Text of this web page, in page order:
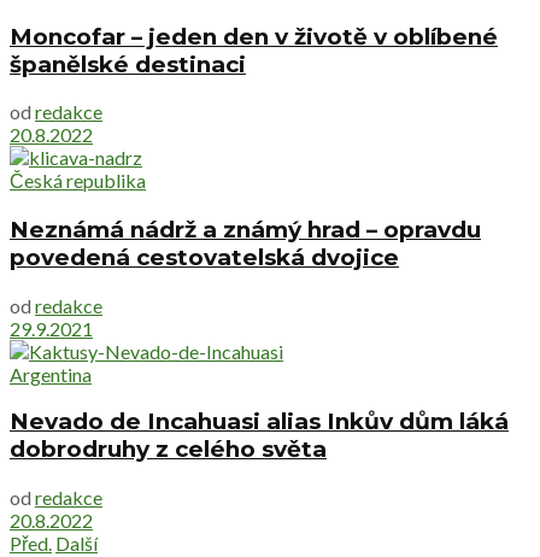
Moncofar – jeden den v životě v oblíbené
španělské destinaci
od redakce
20.8.2022
Česká republika
Neznámá nádrž a známý hrad – opravdu
povedená cestovatelská dvojice
od redakce
29.9.2021
Argentina
Nevado de Incahuasi alias Inkův dům láká
dobrodruhy z celého světa
od redakce
20.8.2022
Před. Další